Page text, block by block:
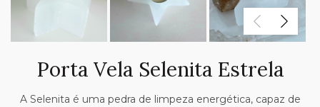
Porta Vela Selenita Estrela
A Selenita é uma pedra de limpeza energética, capaz de